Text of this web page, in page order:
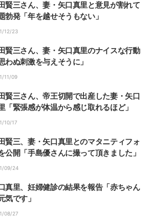
賢三さん、妻・矢口真里と意見が割れて
勃発「年を越せそうもない」
12/23
賢三さん、妻・矢口真里のナイスな行動
思わぬ刺激を与えそうに」
11/09
賢三さん、帝王切開で出産した妻・矢口
「緊張感が体温から感じ取れるほど」
10/17
賢三、妻・矢口真里とのマタニティフォ
公開「手島優さんに撮って頂きました」
09/24
真里、妊婦健診の結果を報告「赤ちゃん
気です」
08/27